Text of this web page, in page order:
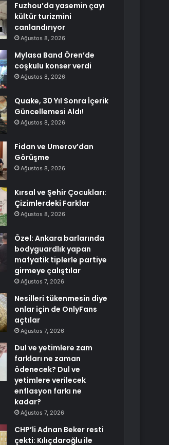
Fuzhou’da yasemin çayı
kültür turizmini
canlandırıyor
Ağustos 8, 2026
Mylasa Band Ören’de
coşkulu konser verdi
Ağustos 8, 2026
Quake, 30 Yıl Sonra İçerik
Güncellemesi Aldı!
Ağustos 8, 2026
Fidan ve Umerov’dan
Görüşme
Ağustos 8, 2026
Kırsal ve Şehir Çocukları:
Çizimlerdeki Farklar
Ağustos 8, 2026
Özel: Ankara barlarında
bodyguardlık yapan
mafyatik tiplerle partiye
girmeye çalıştılar
Ağustos 7, 2026
Nesilleri tükenmesin diye
onlar için de OnlyFans
açtılar
Ağustos 7, 2026
Dul ve yetimlere zam
farkları ne zaman
ödenecek? Dul ve
yetimlere verilecek
enflasyon farkı ne
kadar?
Ağustos 7, 2026
CHP’li Adnan Beker resti
çekti: Kılıçdaroğlu ile